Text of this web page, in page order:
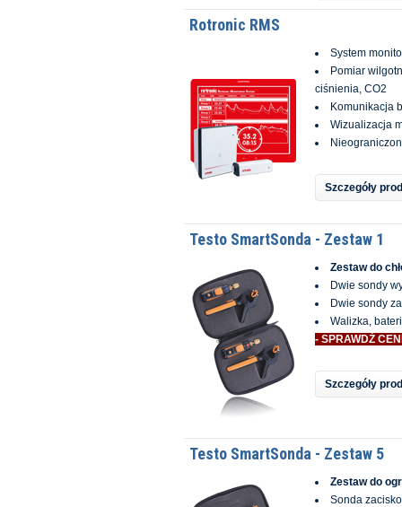
Rotronic RMS
System
Pomiar
ciśnienia, CO2
Komunikacja
Wizualizacja
Szczegóły
Testo SmartSonda - Zestaw 1
Zestaw do
Dwie sondy
Dwie sondy
Walizka,
- SPRAWDŹ
Szczegóły
Testo SmartSonda - Zestaw 5
Zestaw do
Sonda